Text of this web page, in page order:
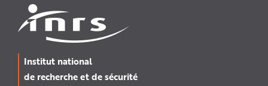
Institut national
de recherche et de sécurité